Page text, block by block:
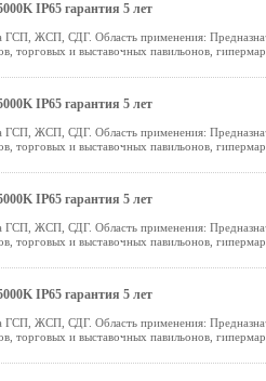
IP65 гарантия 5 лет
ГСП, ЖСП, СДГ. Область применения:
торговых и выставочных павильонов,
IP65 гарантия 5 лет
ГСП, ЖСП, СДГ. Область применения:
торговых и выставочных павильонов,
IP65 гарантия 5 лет
ГСП, ЖСП, СДГ. Область применения:
торговых и выставочных павильонов,
IP65 гарантия 5 лет
ГСП, ЖСП, СДГ. Область применения:
торговых и выставочных павильонов,